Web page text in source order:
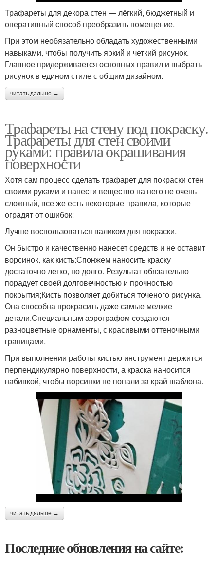
Трафареты для декора стен — лёгкий, бюджетный и
оперативный способ преобразить помещение.
При этом необязательно обладать художественными
навыками, чтобы получить яркий и четкий рисунок.
Главное придерживается основных правил и выбрать
рисунок в едином стиле с общим дизайном.
читать дальше →
Трафареты на стену под покраску.
Трафареты для стен своими
руками: правила окрашивания
поверхности
Хотя сам процесс сделать трафарет для покраски стен
своими руками и нанести вещество на него не очень
сложный, все же есть некоторые правила, которые
оградят от ошибок:
Лучше воспользоваться валиком для покраски.
Он быстро и качественно нанесет средств и не оставит
ворсинок, как кисть;Спонжем наносить краску
достаточно легко, но долго. Результат обязательно
порадует своей долговечностью и прочностью
покрытия;Кисть позволяет добиться точеного рисунка.
Она способна прокрасить даже самые мелкие
детали.Специальным аэрографом создаются
разноцветные орнаменты, с красивыми оттеночными
границами.
При выполнении работы кистью инструмент держится
перпендикулярно поверхности, а краска наносится
набивкой, чтобы ворсинки не попали за край шаблона.
читать дальше →
Последние обновления на сайте: